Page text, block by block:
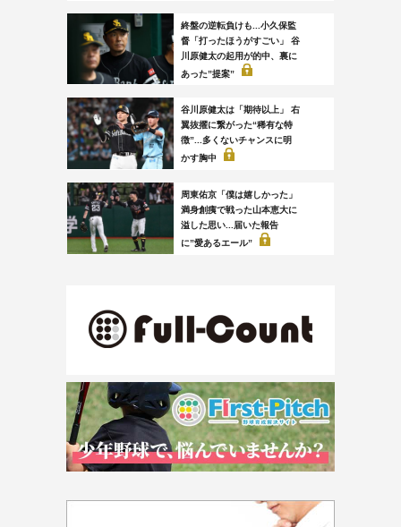
終盤の逆転負けも...小久保監
督「打ったほうがすごい」 谷
川原健太の起用が的中、裏に
あった”提案”
谷川原健太は「期待以上」 右
翼抜擢に繋がった“稀有な特
徴”...多くないチャンスに明
かす胸中
周東佑京「僕は嬉しかった」
満身創痍で戦った山本恵大に
溢した思い...届いた報告
に”愛あるエール”